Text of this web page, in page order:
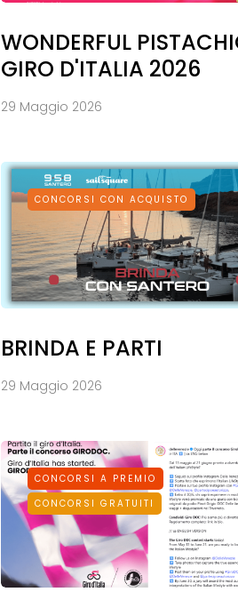
WONDERFUL
GIRO D'ITALIA 2026
29 Maggio 2026
CONCORSI CON ACQUISTO
BRINDA E PARTI
29 Maggio 2026
CONCORSI A PREMIO
CONCORSI GRATUITI